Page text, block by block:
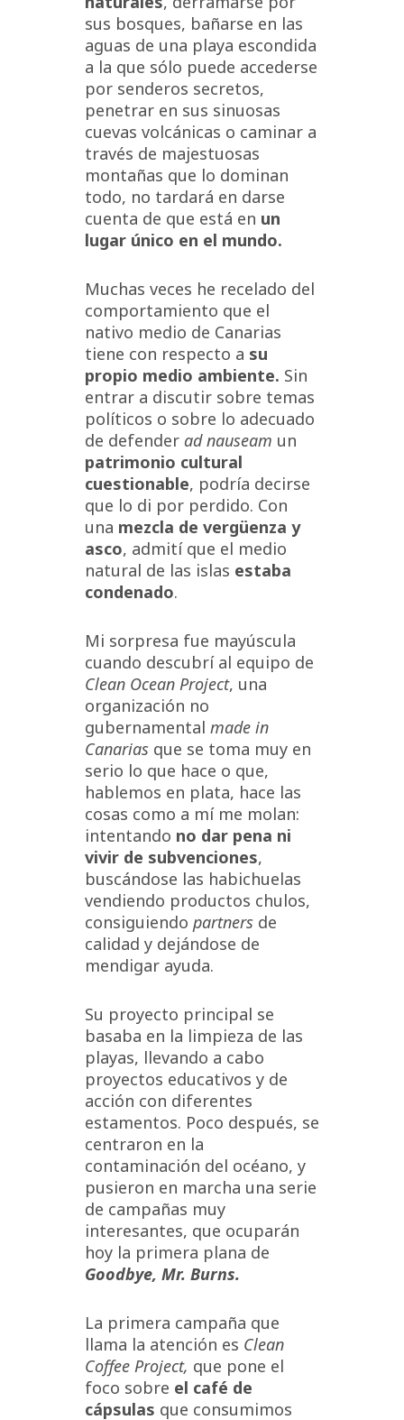
sus bosques, bañarse en las
aguas de una playa escondida
a la que sólo puede accederse
por senderos secretos,
penetrar en sus sinuosas
cuevas volcánicas o caminar a
través de majestuosas
montañas que lo dominan
todo, no tardará en darse
cuenta de que está en un
lugar único en el mundo.
Muchas veces he recelado del
comportamiento que el
nativo medio de Canarias
tiene con respecto a su
propio medio ambiente. Sin
entrar a discutir sobre temas
políticos o sobre lo adecuado
de defender ad nauseam un
patrimonio cultural
cuestionable, podría decirse
que lo di por perdido. Con
una mezcla de vergüenza y
asco, admití que el medio
natural de las islas estaba
condenado.
Mi sorpresa fue mayúscula
cuando descubrí al equipo de
Clean Ocean Project, una
organización no
gubernamental made in
Canarias que se toma muy en
serio lo que hace o que,
hablemos en plata, hace las
cosas como a mí me molan:
intentando no dar pena ni
vivir de subvenciones,
buscándose las habichuelas
vendiendo productos chulos,
consiguiendo partners de
calidad y dejándose de
mendigar ayuda.
Su proyecto principal se
basaba en la limpieza de las
playas, llevando a cabo
proyectos educativos y de
acción con diferentes
estamentos. Poco después, se
centraron en la
contaminación del océano, y
pusieron en marcha una serie
de campañas muy
interesantes, que ocuparán
hoy la primera plana de
Goodbye, Mr. Burns.
La primera campaña que
llama la atención es Clean
Coffee Project, que pone el
foco sobre el café de
cápsulas que consumimos